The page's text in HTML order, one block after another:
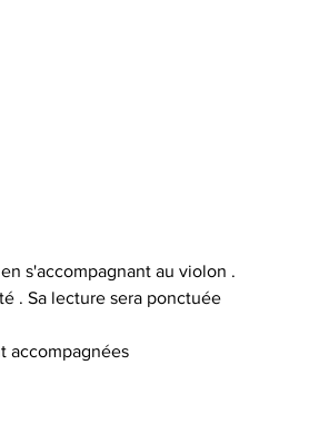
s'accompagnant au violon .
. Sa lecture sera ponctuée
accompagnées